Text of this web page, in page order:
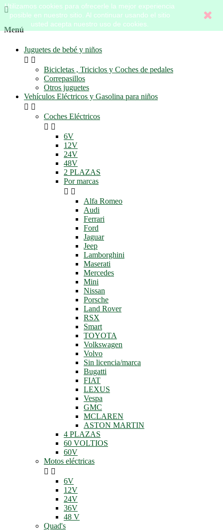
Utilizamos cookies para ofrecerle la mejor experiencia
posible en nuestro sitio. Al continuar usando el sitio
usted acepta nuestro uso de cookies.

Menú
Juguetes de bebé y niños
 
Bicicletas , Triciclos y Coches de pedales
Correpasillos
Otros juguetes
Vehículos Eléctricos y Gasolina para niños
 
Coches Eléctricos
 
6V
12V
24V
48V
2 PLAZAS
Por marcas
 
Alfa Romeo
Audi
Ferrari
Ford
Jaguar
Jeep
Lamborghini
Maserati
Mercedes
Mini
Nissan
Porsche
Land Rover
RSX
Smart
TOYOTA
Volkswagen
Volvo
Sin licencia/marca
Bugatti
FIAT
LEXUS
Vespa
GMC
MCLAREN
ASTON MARTIN
4 PLAZAS
60 VOLTIOS
60V
Motos eléctricas
 
6V
12V
24V
36V
48 V
Quad's